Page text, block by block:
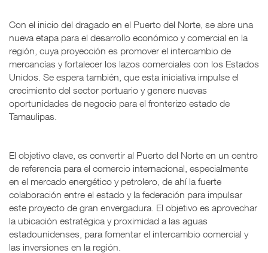
Con el inicio del dragado en el Puerto del Norte, se abre una
nueva etapa para el desarrollo económico y comercial en la
región, cuya proyección es promover el intercambio de
mercancías y fortalecer los lazos comerciales con los Estados
Unidos. Se espera también, que esta iniciativa impulse el
crecimiento del sector portuario y genere nuevas
oportunidades de negocio para el fronterizo estado de
Tamaulipas.
El objetivo clave, es convertir al Puerto del Norte en un centro
de referencia para el comercio internacional, especialmente
en el mercado energético y petrolero, de ahí la fuerte
colaboración entre el estado y la federación para impulsar
este proyecto de gran envergadura. El objetivo es aprovechar
la ubicación estratégica y proximidad a las aguas
estadounidenses, para fomentar el intercambio comercial y
las inversiones en la región.